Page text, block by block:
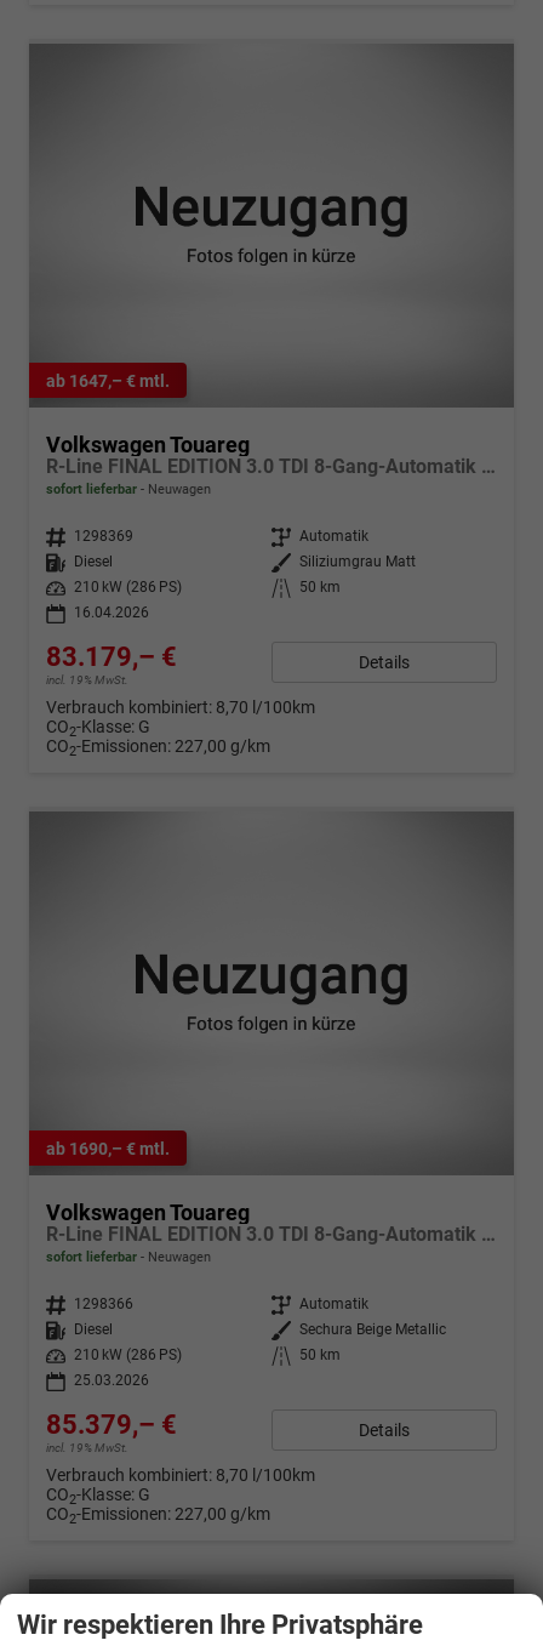
ab 1647,– € mtl.
Volkswagen Touareg
R-Line FINAL EDITION 3.0 TDI 8-Gang-Automatik 4MOTION
sofort lieferbar Neuwagen
Fahrzeugnr. 1298369 Getriebe Automatik
Kraftstoff
Diesel Außenfarbe Siliziumgrau Matt
Leistung
210 kW (286 PS) Kilometerstand
50 km
16.04.2026
83.179,– €
incl. 19% MwSt.
Details
Verbrauch kombiniert: 8,70 l/100km
CO2-Klasse: G
CO2-Emissionen: 227,00 g/km
ab 1690,– € mtl.
Volkswagen Touareg
R-Line FINAL EDITION 3.0 TDI 8-Gang-Automatik 4MOTION
sofort lieferbar Neuwagen
Fahrzeugnr. 1298366 Getriebe Automatik
Kraftstoff
Diesel Außenfarbe Sechura Beige Metallic
Leistung
210 kW (286 PS) Kilometerstand
50 km
25.03.2026
85.379,– €
incl. 19% MwSt.
Details
Verbrauch kombiniert: 8,70 l/100km
CO2-Klasse: G
CO2-Emissionen: 227,00 g/km
Wir respektieren Ihre Privatsphäre